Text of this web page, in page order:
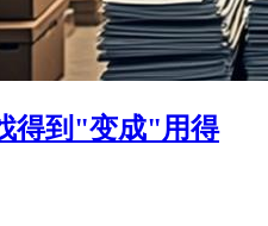
得到"变成"用得